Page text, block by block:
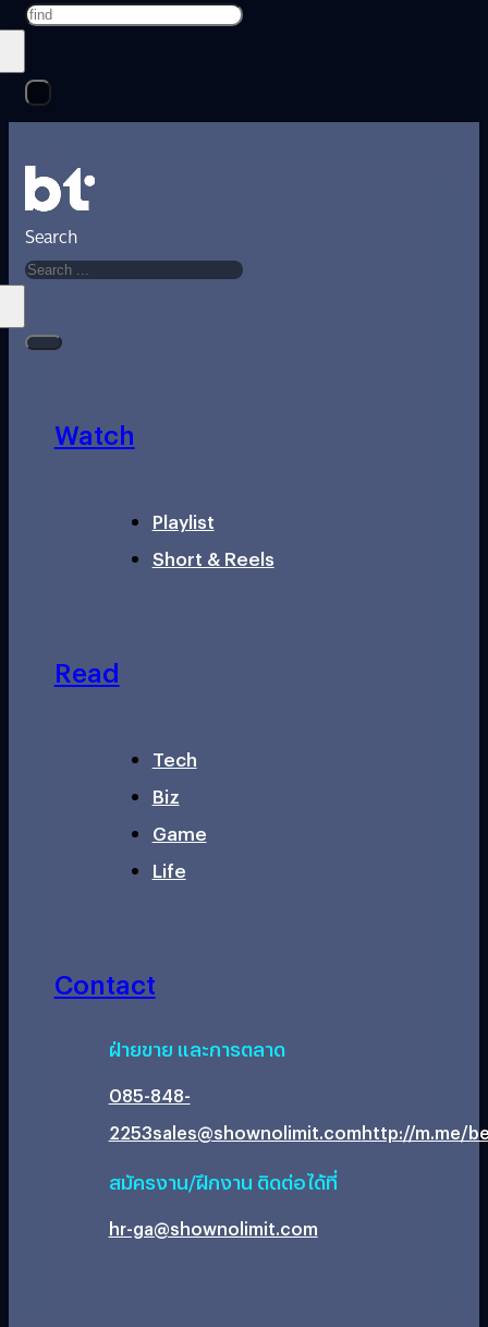
Search
Watch
Playlist
Short & Reels
Read
Tech
Biz
Game
Life
Contact
ฝ่ายขาย และการตลาด
085-848-
2253sales@shownolimit.comhttp://m.me/
สมัครงาน/ฝึกงาน ติดต่อได้ที่
hr-ga@shownolimit.com